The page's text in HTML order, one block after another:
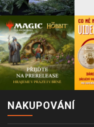
NAKUPOVÁNÍ